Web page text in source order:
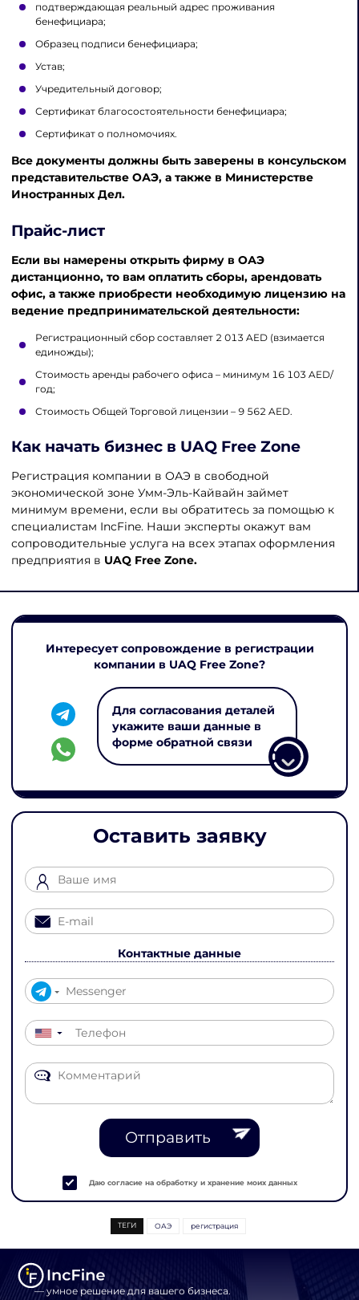
подтверждающая реальный адрес проживания
бенефициара;
Образец подписи бенефициара;
Устав;
Учредительный договор;
Сертификат благосостоятельности бенефициара;
Сертификат о полномочиях.
Все документы должны быть заверены в консульском
представительстве ОАЭ, а также в Министерстве
Иностранных Дел.
Прайс-лист
Если вы намерены открыть фирму в ОАЭ
дистанционно, то вам оплатить сборы, арендовать
офис, а также приобрести необходимую лицензию на
ведение предпринимательской деятельности:
Регистрационный сбор составляет 2 013 AED (взимается
единожды);
Стоимость аренды рабочего офиса – минимум 16 103 AED/
год;
Стоимость Общей Торговой лицензии – 9 562 AED.
Как начать бизнес в UAQ Free Zone
Регистрация компании в ОАЭ в свободной
экономической зоне Умм-Эль-Кайвайн займет
минимум времени, если вы обратитесь за помощью к
специалистам IncFine. Наши эксперты окажут вам
сопроводительные услуга на всех этапах оформления
предприятия в UAQ Free Zone.
Интересует сопровождение в регистрации
компании в UAQ Free Zone?
Для согласования деталей
укажите ваши данные в
форме обратной связи
Оставить заявку
Контактные данные
▼
Отправить
Даю согласие на обработку и хранение моих данных
ТЕГИ ОАЭ регистрация
— умное решение для вашего бизнеса.